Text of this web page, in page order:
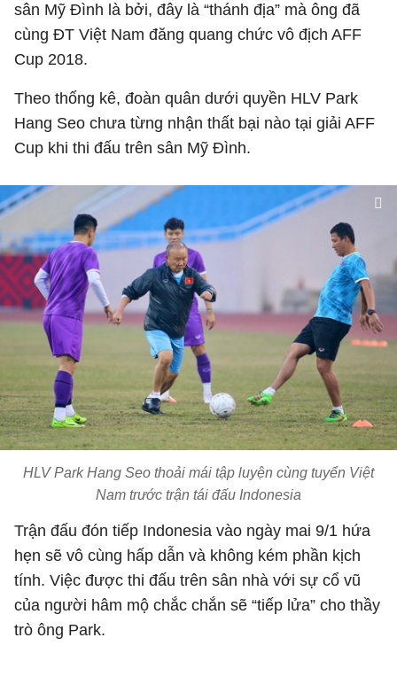
sân Mỹ Đình là bởi, đây là “thánh địa” mà ông đã
cùng ĐT Việt Nam đăng quang chức vô địch AFF
Cup 2018.
Theo thống kê, đoàn quân dưới quyền HLV Park
Hang Seo chưa từng nhận thất bại nào tại giải AFF
Cup khi thi đấu trên sân Mỹ Đình.
HLV Park Hang Seo thoải mái tập luyện cùng tuyển Việt
Nam trước trận tái đấu Indonesia
Trận đấu đón tiếp Indonesia vào ngày mai 9/1 hứa
hẹn sẽ vô cùng hấp dẫn và không kém phần kịch
tính. Việc được thi đấu trên sân nhà với sự cổ vũ
của người hâm mộ chắc chắn sẽ “tiếp lửa” cho thầy
trò ông Park.